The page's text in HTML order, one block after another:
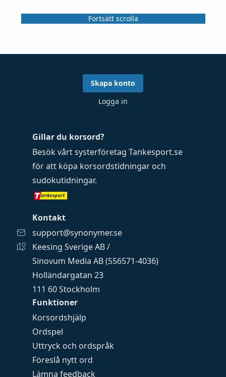
Fortsätt scrolla
Funktioner
Korsordshjälp
Ordspel
Uttryck och ordspråk
Föreslå nytt ord
Lämna feedback
Gillar du korsord?
Besök vårt systerföretag Tankesport.se
för att köpa korsordstidningar och
sudokutidningar.
Kontakt
support@synonymer.se
Keesing Sverige AB /
Sinovum Media AB (556571-4036)
Holländargatan 23
111 60 Stockholm
Skapa konto
Logga in